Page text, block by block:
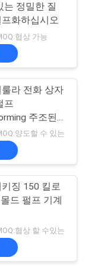
기
는 정밀한 질
화하십시오
협상 가능
라 전화 상자
프
주조된
양도할 수 있는
징 150 킬로
드 펄프 기계
협상 할 수있는